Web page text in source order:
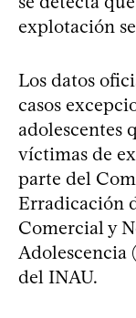
explotación
Los datos
casos
adolescentes
víctimas de
parte del
Erradicación
Comercial y
Adolescencia
del INAU.